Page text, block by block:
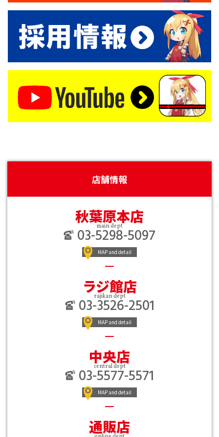
店舗情報
秋葉原本店
main dept
03-5298-5097
MAP and detail
ラジ館店
rajikan dept
03-3526-2501
MAP and detail
中央店
central dept
03-5577-5571
MAP and detail
通販店